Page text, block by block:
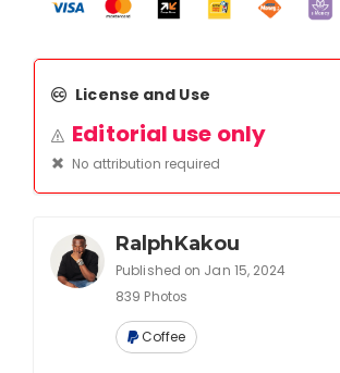
License and Use
Editorial use only
No attribution required
RalphKakou
Published on Jan 15, 2024
839 Photos
Coffee